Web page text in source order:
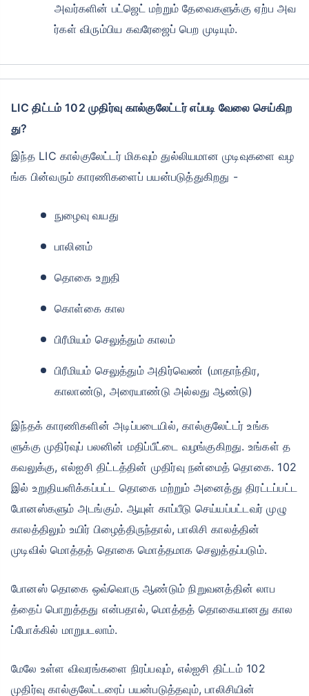
அவர்களின் பட்ஜெட் மற்றும் தேவைகளுக்கு ஏற்ப அவ
ர்கள் விரும்பிய கவரேஜைப் பெற முடியும்.
LIC திட்டம் 102 முதிர்வு கால்குலேட்டர் எப்படி வேலை செய்கிற
து?
இந்த LIC கால்குலேட்டர் மிகவும் துல்லியமான முடிவுகளை வழ
ங்க பின்வரும் காரணிகளைப் பயன்படுத்துகிறது -
நுழைவு வயது
பாலினம்
தொகை உறுதி
கொள்கை கால
பிரீமியம் செலுத்தும் காலம்
பிரீமியம் செலுத்தும் அதிர்வெண் (மாதாந்திர,
காலாண்டு, அரையாண்டு அல்லது ஆண்டு)
இந்தக் காரணிகளின் அடிப்படையில், கால்குலேட்டர் உங்க
ளுக்கு முதிர்வுப் பலனின் மதிப்பீட்டை வழங்குகிறது. உங்கள் த
கவலுக்கு, எல்ஐசி திட்டத்தின் முதிர்வு நன்மைத் தொகை. 102
இல் உறுதியளிக்கப்பட்ட தொகை மற்றும் அனைத்து திரட்டப்பட்ட
போனஸ்களும் அடங்கும். ஆயுள் காப்பீடு செய்யப்பட்டவர் முழு
காலத்திலும் உயிர் பிழைத்திருந்தால், பாலிசி காலத்தின்
முடிவில் மொத்தத் தொகை மொத்தமாக செலுத்தப்படும்.
போனஸ் தொகை ஒவ்வொரு ஆண்டும் நிறுவனத்தின் லாப
த்தைப் பொறுத்தது என்பதால், மொத்தத் தொகையானது கால
ப்போக்கில் மாறுபடலாம்.
மேலே உள்ள விவரங்களை நிரப்பவும், எல்ஐசி திட்டம் 102
முதிர்வு கால்குலேட்டரைப் பயன்படுத்தவும், பாலிசியின்
உங்கள் எதிர்காலத்தில் முதலீடு செய்ய தயாரா?
இன்னும் வெளியேற வேண்டாம்!
இன்று LIC முதலீட்டு திட்டத்தை வாங்குங்கள் மற்றும்
15 %+
வரை வருமானம் பெறுங்கள்